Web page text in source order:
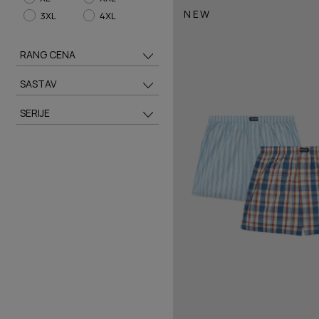
3XL
4XL
RANG CENA
SASTAV
SERIJE
NEW